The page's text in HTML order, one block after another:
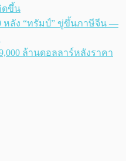
ดขึ้น
หลัง “ทรัมป์” ขู่ขึ้นภาษีจีน —
ล้านดอลลาร์หลังราคา